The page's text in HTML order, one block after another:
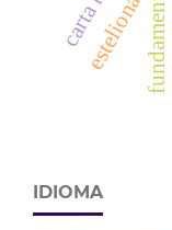
estelionato
IDIOMA